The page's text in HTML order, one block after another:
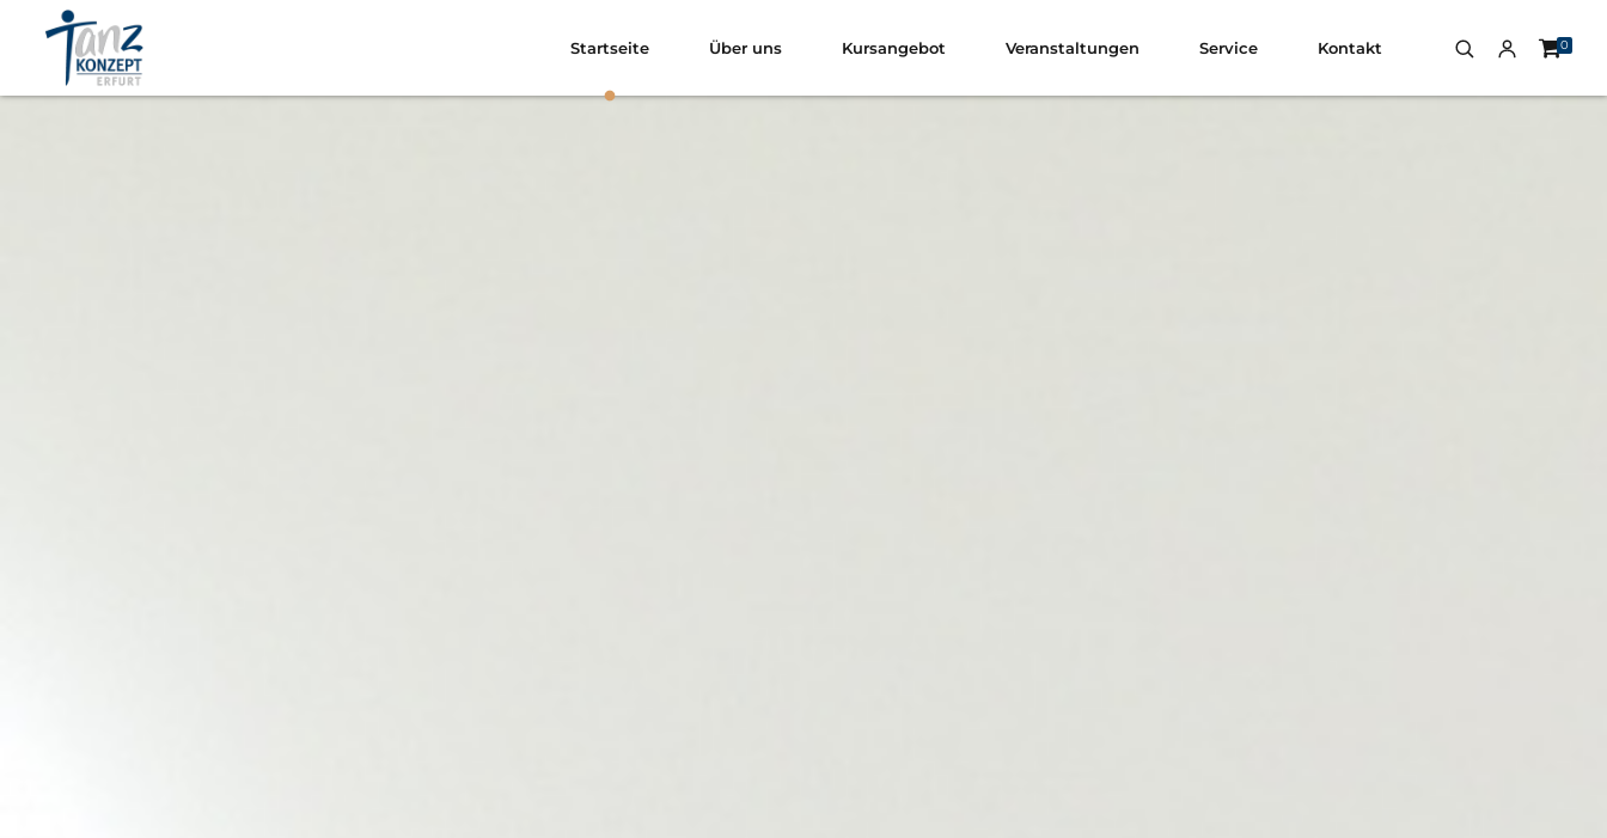
0
Startseite Über uns Kursangebot Veranstaltungen Service Kontakt